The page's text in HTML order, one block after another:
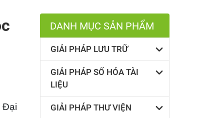
Đại
DANH MỤC SẢN PHẨM
GIẢI PHÁP LƯU TRỮ
GIẢI PHÁP SỐ HÓA TÀI
LIỆU
GIẢI PHÁP THƯ VIỆN